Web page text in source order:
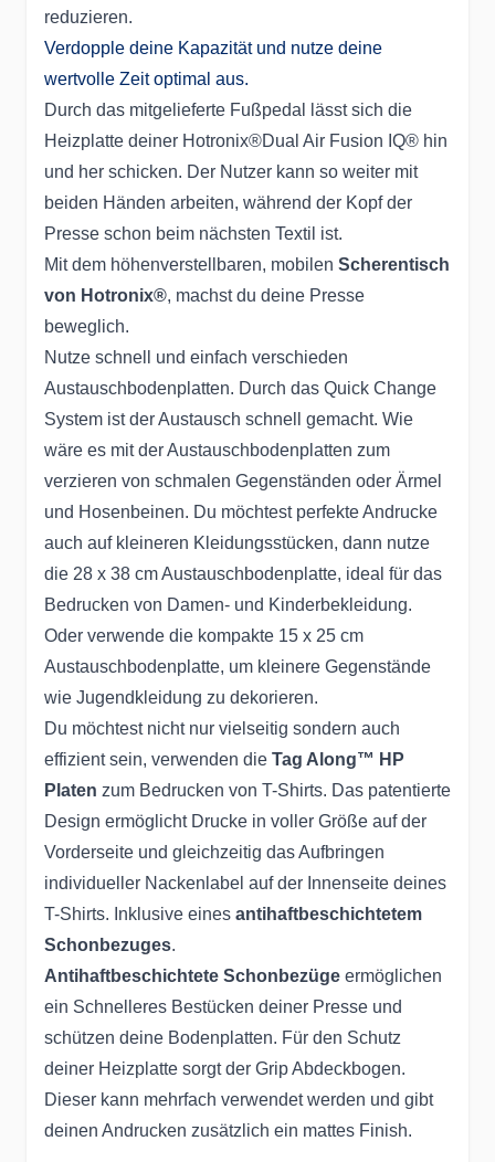
reduzieren.
Verdopple deine Kapazität und nutze deine
wertvolle Zeit optimal aus.
Durch das mitgelieferte Fußpedal lässt sich die
Heizplatte deiner Hotronix®Dual Air Fusion IQ® hin
und her schicken. Der Nutzer kann so weiter mit
beiden Händen arbeiten, während der Kopf der
Presse schon beim nächsten Textil ist.
Mit dem höhenverstellbaren, mobilen Scherentisch
von Hotronix®, machst du deine Presse
beweglich.
Nutze schnell und einfach verschieden
Austauschbodenplatten. Durch das Quick Change
System ist der Austausch schnell gemacht. Wie
wäre es mit der Austauschbodenplatten zum
verzieren von schmalen Gegenständen oder Ärmel
und Hosenbeinen. Du möchtest perfekte Andrucke
auch auf kleineren Kleidungsstücken, dann nutze
die 28 x 38 cm Austauschbodenplatte, ideal für das
Bedrucken von Damen- und Kinderbekleidung.
Oder verwende die kompakte 15 x 25 cm
Austauschbodenplatte, um kleinere Gegenstände
wie Jugendkleidung zu dekorieren.
Du möchtest nicht nur vielseitig sondern auch
effizient sein, verwenden die Tag Along™ HP
Platen zum Bedrucken von T-Shirts. Das patentierte
Design ermöglicht Drucke in voller Größe auf der
Vorderseite und gleichzeitig das Aufbringen
individueller Nackenlabel auf der Innenseite deines
T-Shirts. Inklusive eines antihaftbeschichtetem
Schonbezuges.
Antihaftbeschichtete Schonbezüge ermöglichen
ein Schnelleres Bestücken deiner Presse und
schützen deine Bodenplatten. Für den Schutz
deiner Heizplatte sorgt der Grip Abdeckbogen.
Dieser kann mehrfach verwendet werden und gibt
deinen Andrucken zusätzlich ein mattes Finish.